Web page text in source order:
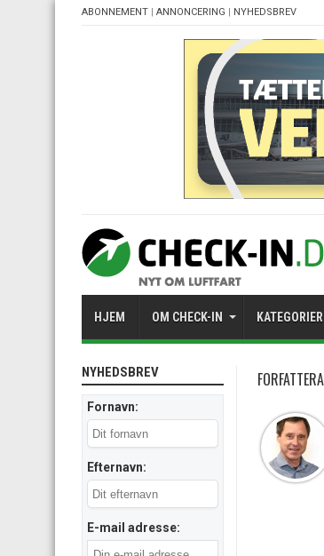
ABONNEMENT | ANNONCERING | NYHEDSBREV
HJEM OM CHECK-IN KATEGORIER
NYHEDSBREV
Fornavn:
Efternavn:
E-mail adresse: